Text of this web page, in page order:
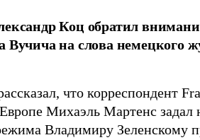
Коц обратил
Вучича на слова немецкого
что корреспондент
Михаэль Мартенс задал
Владимиру Зеленскому